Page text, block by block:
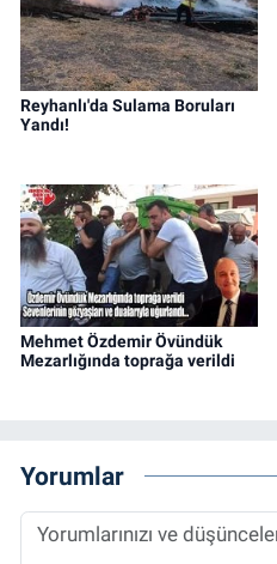
Reyhanlı'da Sulama Boruları
Yandı!
Mehmet Özdemir Övündük
Mezarlığında toprağa verildi
Yorumlar